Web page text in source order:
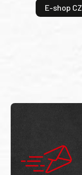
E-shop CZ